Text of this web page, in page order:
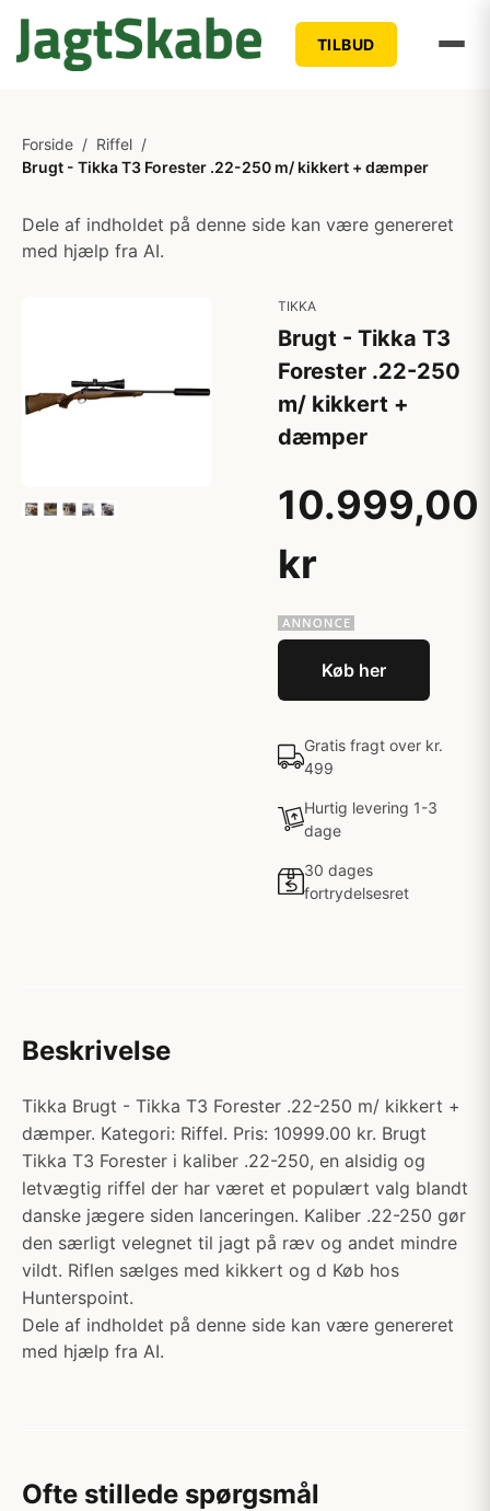
TILBUD
Forside / Riffel /
Brugt - Tikka T3 Forester .22-250 m/ kikkert + dæmper
Dele af indholdet på denne side kan være genereret
med hjælp fra AI.
TIKKA
Brugt - Tikka T3
Forester .22-250
m/ kikkert +
dæmper
10.999,00
kr
Køb her
Gratis fragt over kr.
499
Hurtig levering 1-3
dage
30 dages
fortrydelsesret
Beskrivelse
Tikka Brugt - Tikka T3 Forester .22-250 m/ kikkert +
dæmper. Kategori: Riffel. Pris: 10999.00 kr. Brugt
Tikka T3 Forester i kaliber .22-250, en alsidig og
letvægtig riffel der har været et populært valg blandt
danske jægere siden lanceringen. Kaliber .22-250 gør
den særligt velegnet til jagt på ræv og andet mindre
vildt. Riflen sælges med kikkert og d Køb hos
Hunterspoint.
Dele af indholdet på denne side kan være genereret
med hjælp fra AI.
Ofte stillede spørgsmål